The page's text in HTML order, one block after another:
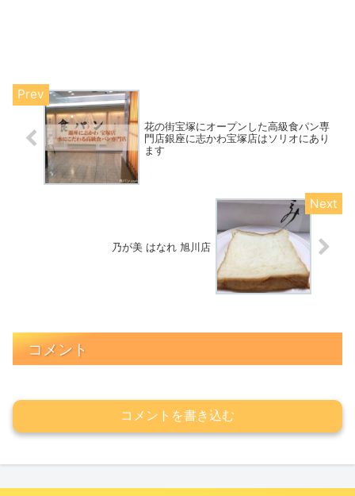
花の街宝塚にオープンした高級食パン専
門店銀座に志かわ宝塚店はソリオにあり
ます
乃が美 はなれ 旭川店
コメント
コメントを書き込む